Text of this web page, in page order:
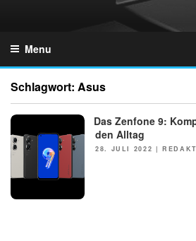
Menu
Schlagwort: Asus
Das Zenfone 9:
den Alltag
POSTED
28. JULI 2022 |